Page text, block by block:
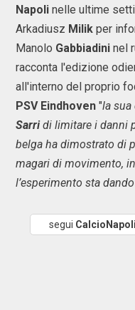
Napoli nelle ultime
Arkadiusz Milik per
Manolo Gabbiadini nel
racconta l'edizione
all'interno del proprio
PSV Eindhoven "la sua
Sarridi limitare i danni
belga ha dimostrato di
magari di movimento,
l’esperimento sta
segui